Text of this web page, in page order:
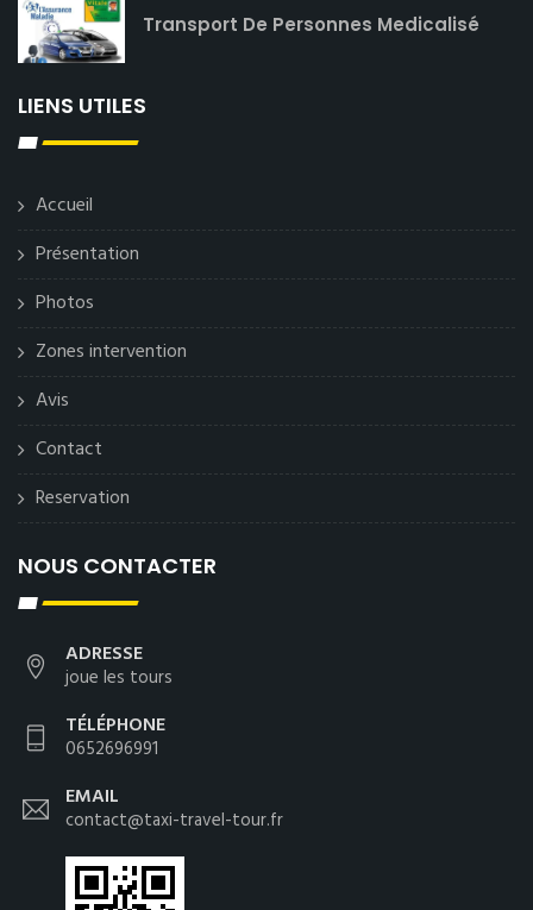
Transport De Personnes Medicalisé
LIENS UTILES
Accueil
Présentation
Photos
Zones intervention
Avis
Contact
Reservation
NOUS CONTACTER
ADRESSE
joue les tours
TÉLÉPHONE
0652696991
EMAIL
contact@taxi-travel-tour.fr